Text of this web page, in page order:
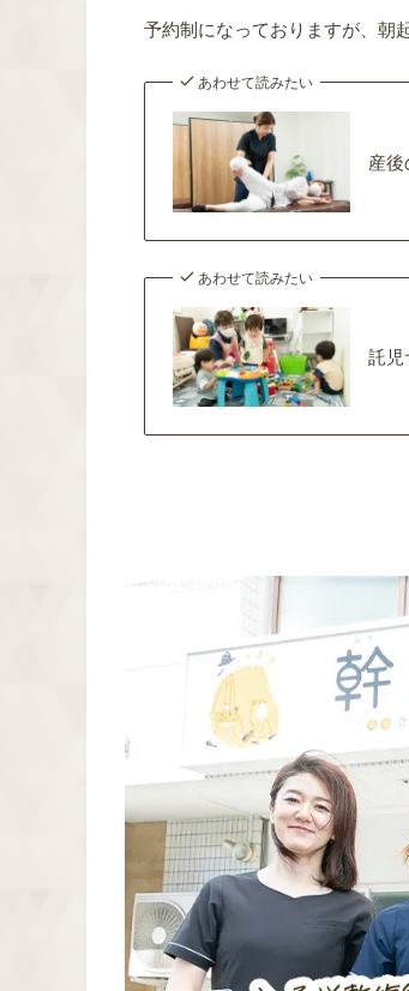
予約制になっておりますが、 朝
あわせて読みたい
産後
あわせて読みたい
託児